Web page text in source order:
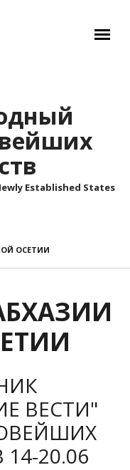
Established States
ОСЕТИИ
ВЕСТИ"
20.06